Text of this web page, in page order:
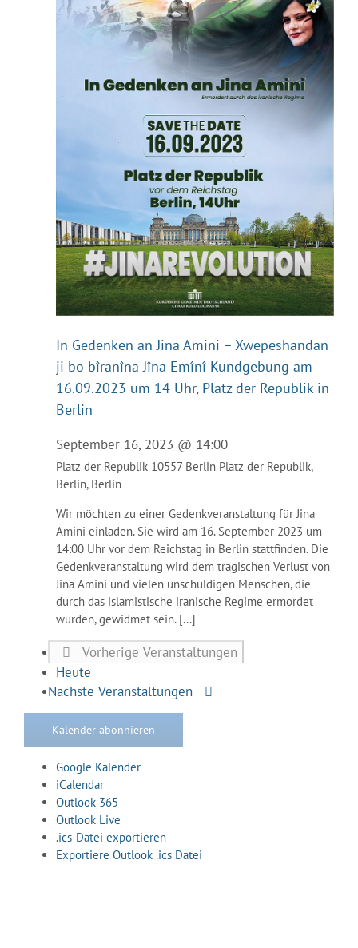
In Gedenken an Jina Amini – Xwepeshandan
ji bo bîranîna Jîna Emînî Kundgebung am
16.09.2023 um 14 Uhr, Platz der Republik in
Berlin
September 16, 2023 @ 14:00
Platz der Republik 10557 Berlin Platz der Republik,
Berlin, Berlin
Wir möchten zu einer Gedenkveranstaltung für Jina
Amini einladen. Sie wird am 16. September 2023 um
14:00 Uhr vor dem Reichstag in Berlin stattfinden. Die
Gedenkveranstaltung wird dem tragischen Verlust von
Jina Amini und vielen unschuldigen Menschen, die
durch das islamistische iranische Regime ermordet
wurden, gewidmet sein. [...]
Vorherige Veranstaltungen
Heute
NächsteVeranstaltungen
Kalender abonnieren
Google Kalender
iCalendar
Outlook 365
Outlook Live
.ics-Datei exportieren
Exportiere Outlook .ics Datei